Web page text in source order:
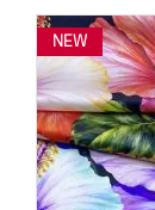
NEW